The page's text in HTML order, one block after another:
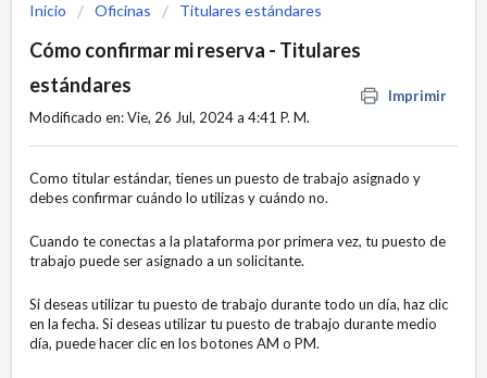
Inicio Oficinas Titulares estándares
Cómo confirmar mi reserva - Titulares
estándares
Imprimir
Modificado en: Vie, 26 Jul, 2024 a 4:41 P. M.
Como titular estándar, tienes un puesto de trabajo asignado y
debes confirmar cuándo lo utilizas y cuándo no.
Cuando te conectas a la plataforma por primera vez, tu puesto de
trabajo puede ser asignado a un solicitante.
Si deseas utilizar tu puesto de trabajo durante todo un día, haz clic
en la fecha. Si deseas utilizar tu puesto de trabajo durante medio
día, puede hacer clic en los botones AM o PM.